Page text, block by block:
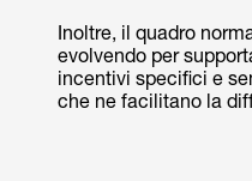
Inoltre, il quadro
evolvendo per
incentivi specifici e
che ne facilitano la